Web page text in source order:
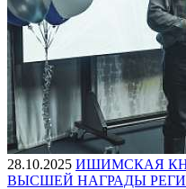
28.10.2025 ИШИМСКАЯ
ВЫСШЕЙ НАГРАДЫ